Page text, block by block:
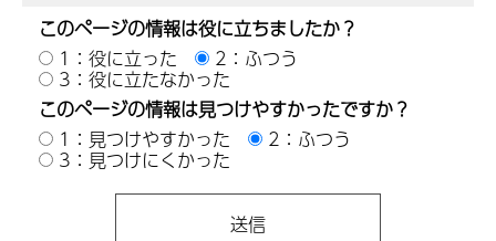
このページの情報は役に立ちましたか？
1：役に立った
2：ふつう
3：役に立たなかった
このページの情報は見つけやすかったですか？
1：見つけやすかった
2：ふつう
3：見つけにくかった